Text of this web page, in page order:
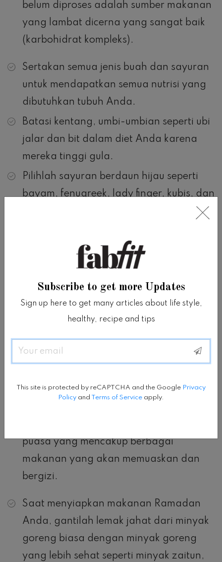
belum diproses adalah sumber makanan
yang lambat dicerna yang sangat baik
(karbohidrat kompleks).
Sertakan semua jenis buah dan sayuran
untuk mendapatkan semua nutrisi yang
dibutuhkan tubuh Anda.
Batasi kentang, umbi-umbian seperti ubi
jalar dan bit dalam diet Anda karena
mereka tinggi gula.
Pilihlah sayuran berdaun hijau seperti
bayam, fenugreek, lady finger, kubis, dan
membantu pencernaan
segar, Anda juga bisa mengonsumsi jus
segar tanpa tambahan gula, alih-alih jus
yang sudah jadi, yang mengandung
banyak gula.
makanan Anda untuk menghindari
puasa yang mencakup berbagai
makanan yang akan memuaskan dan
bergizi.
Saat menyiapkan makanan Ramadan
Anda, gantilah lemak jahat dari minyak
goreng biasa dengan minyak goreng
yang lebih sehat seperti minyak zaitun,
Subscribe to get more Updates
Sign up here to get many articles about life style,
healthy, recipe and tips
Email
This site is protected by reCAPTCHA and the Google Privacy
Policy and Terms of Service apply.